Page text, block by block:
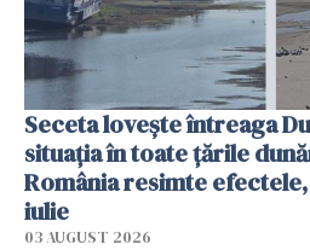
Seceta lovește întreaga
situația în toate țările
România resimte
iulie
03 AUGUST 2026